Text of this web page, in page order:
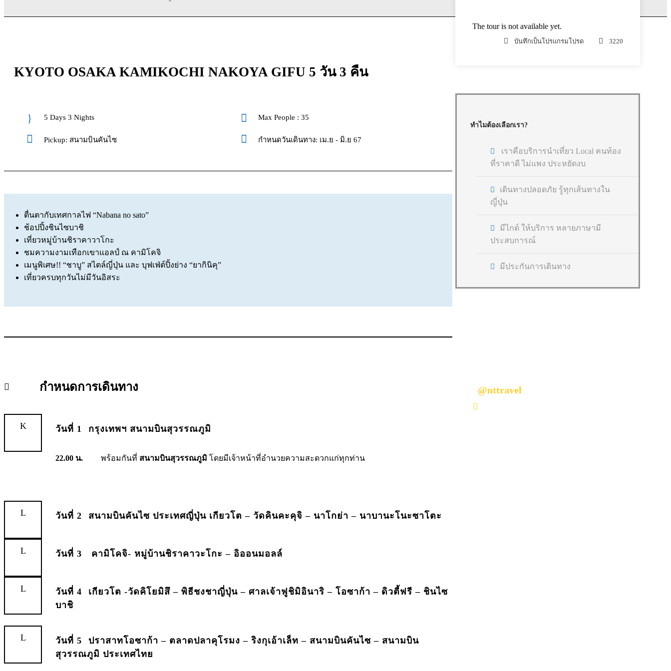
The tour is not available yet.
บันทึกเป็นโปรแกรมโปรด 3220
ทำไมต้องเลือกเรา?
เราคือบริการนำเที่ยว Local คนท้อง
ที่ราคาดี ไม่แพง ประหยัดงบ
เดินทางปลอดภัย รู้ทุกเส้นทางใน
ญี่ปุ่น
มีไกด์ ให้บริการ หลายภาษามี
ประสบการณ์
มีประกันการเดินทาง
@nttravel
KYOTO OSAKA KAMIKOCHI NAKOYA GIFU 5 วัน 3 คืน
5 Days 3 Nights Max People : 35
Pickup: สนามบินคันไซ กำหนดวันเดินทาง: เม.ย - มิ.ย 67
ตื่นตากับเทศกาลไฟ “Nabana no sato”
ช้อปปิ้งชินไซบาชิ
เที่ยวหมู่บ้านชิราคาวาโกะ
ชมความงามเทือกเขาแอลป์ ณ คามิโคจิ
เมนูพิเศษ!! “ชาบู” สไตล์ญี่ปุ่น และ บุฟเฟ่ต์ปิ้งย่าง “ยากินิคุ”
เที่ยวครบทุกวันไม่มีวันอิสระ
กำหนดการเดินทาง
วันที่ 1 กรุงเทพฯ สนามบินสุวรรณภูมิ
22.00 น. พร้อมกันที่ สนามบินสุวรรณภูมิ โดยมีเจ้าหน้าที่อำนวยความสะดวกแก่ทุกท่าน
วันที่ 2 สนามบินคันไซ ประเทศญี่ปุ่น เกียวโต – วัดคินคะคุจิ – นาโกย่า – นาบานะโนะซาโตะ
วันที่ 3 คามิโคจิ- หมู่บ้านชิราคาวะโกะ – อิออนมอลล์
วันที่ 4
เกียวโต -วัดคิโยมิสึ – พิธีชงชาญี่ปุ่น – ศาลเจ้าฟูชิมิอินาริ – โอซาก้า – ดิวตี้ฟรี – ชินไซ
บาชิ
วันที่ 5
ปราสาทโอซาก้า – ตลาดปลาคุโรมง – ริงกุเอ้าเล็ท – สนามบินคันไซ – สนามบิน
สุวรรณภูมิ ประเทศไทย